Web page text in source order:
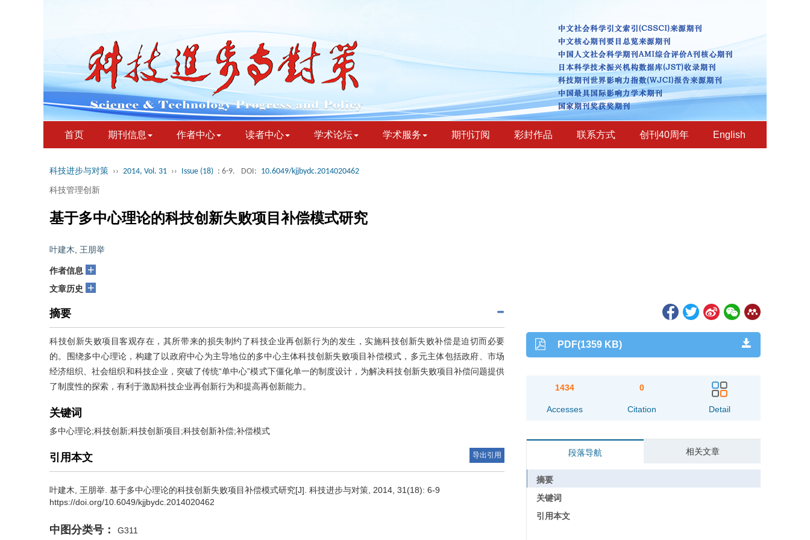
首页 期刊信息 作者中心 读者中心 学术论坛 学术服务 期刊订阅 彩封作品 联系方式 创刊40周年 English
科技进步与对策 ›› 2014, Vol. 31 ›› Issue (18) : 6-9. DOI: 10.6049/kjjbydc.2014020462
科技管理创新
基于多中心理论的科技创新失败项目补偿模式研究
叶建木 王朋举
作者信息 +
文章历史 +
摘要
科技创新失败项目客观存在，其所带来的损失制约了科技企业再创新行为的发生，实施科技创新失败补偿是迫切而必要
的。围绕多中心理论，构建了以政府中心为主导地位的多中心主体科技创新失败项目补偿模式，多元主体包括政府、市场
经济组织、社会组织和科技企业，突破了传统“单中心”模式下僵化单一的制度设计，为解决科技创新失败项目补偿问题提供
了制度性的探索，有利于激励科技企业再创新行为和提高再创新能力。
关键词
多中心理论;科技创新;科技创新项目;科技创新补偿;补偿模式
引用本文 导出引用
叶建木 王朋举 基于多中心理论的科技创新失败项目补偿模式研究[J]. 科技进步与对策, 2014, 31(18): 6-9
https://doi.org/10.6049/kjjbydc.2014020462
中图分类号： G311
PDF(1359 KB)
1434
Accesses
0
Citation Detail
段落导航 相关文章
摘要
关键词
引用本文